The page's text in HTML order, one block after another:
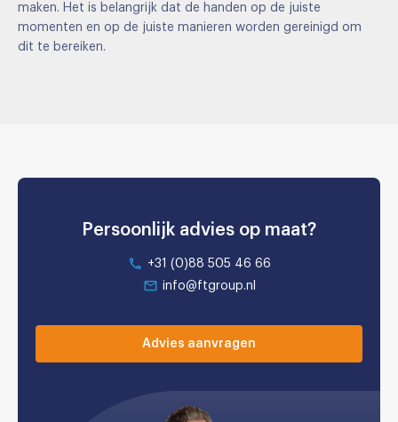
maken. Het is belangrijk dat de handen op de juiste
momenten en op de juiste manieren worden gereinigd om
dit te bereiken.
Persoonlijk advies op maat?
+31 (0)88 505 46 66
info@ftgroup.nl
Advies aanvragen